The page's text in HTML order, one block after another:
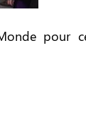
pour